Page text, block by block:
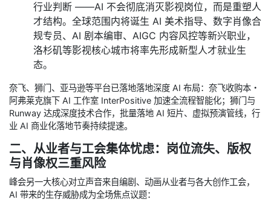
行业判断 ——AI 不会彻底消灭影视岗位，而是重塑人
才结构。全球范围内将诞生 AI 美术指导、数字肖像合
规专员、AI 剧本编审、AIGC 内容风控等新兴职业，
洛杉矶等影视核心城市将率先形成新型人才就业生
态。
奈飞、狮门、亚马逊等平台已落地落地深度 AI 布局：奈飞收购本・
阿弗莱克旗下 AI 工作室 InterPositive 加速全流程智能化；狮门与
Runway 达成深度技术合作，批量落地 AI 短片、虚拟预演管线，行
业 AI 商业化落地节奏持续提速。
二、从业者与工会集体忧虑：岗位流失、版权
与肖像权三重风险
峰会另一大核心对立声音来自编剧、动画从业者与各大创作工会，
AI 带来的生存威胁成为全场焦点议题：